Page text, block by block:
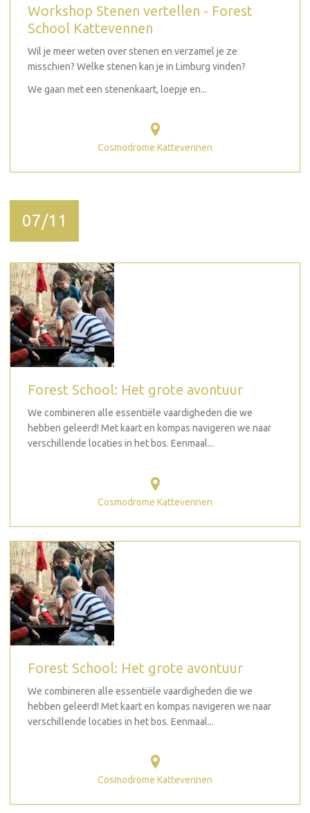
Workshop Stenen vertellen - Forest
School Kattevennen
Wil je meer weten over stenen en verzamel je ze
misschien? Welke stenen kan je in Limburg vinden?
We gaan met een stenenkaart, loepje en...
Cosmodrome Kattevennen
07/11
Forest School: Het grote avontuur
We combineren alle essentiële vaardigheden die we
hebben geleerd! Met kaart en kompas navigeren we naar
verschillende locaties in het bos. Eenmaal...
Cosmodrome Kattevennen
Forest School: Het grote avontuur
We combineren alle essentiële vaardigheden die we
hebben geleerd! Met kaart en kompas navigeren we naar
verschillende locaties in het bos. Eenmaal...
Cosmodrome Kattevennen